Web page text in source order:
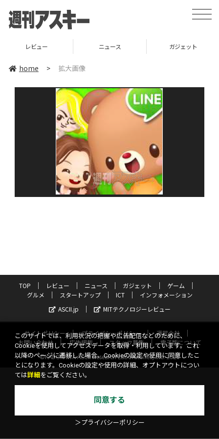
toggle
レビュー ニュース ガジェット
home > 拡大画像
TOP レビュー ニュース ガジェット
ゲーム
グルメ
スタートアップ ICT
インフォメーション
ASCII.jp
MITテクノロジーレビュー
サイトポリシー プライバシーポリシー
運営会社
お問い合わせ
広告掲載 スタッフ募集
電子版について
©KADOKAWA ASCII Research Laboratories, Inc. 2026
このサイトでは、利用状況の把握や広告配信などのために、
Cookieを使用してアクセスデータを取得・利用しています。これ
以降のページに遷移した場合、Cookieの設定や使用に同意したこ
とになります。Cookieの設定や使用の詳細、オプトアウトについ
ては詳細 をご覧ください。
同意する
＞プライバシーポリシー